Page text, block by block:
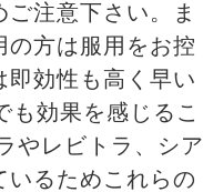
注意下さい。ま
の方は服用をお控
即効性も高く早い
も効果を感じるこ
やレビトラ、シア
いるためこれらの